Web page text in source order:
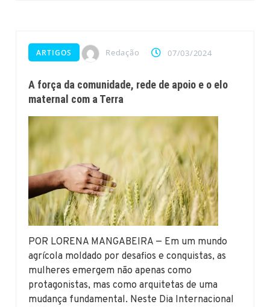
ARTIGOS Redação 07/03/2024
A força da comunidade, rede de apoio e o elo
maternal com a Terra
POR LORENA MANGABEIRA — Em um mundo
agrícola moldado por desafios e conquistas, as
mulheres emergem não apenas como
protagonistas, mas como arquitetas de uma
mudança fundamental. Neste Dia Internacional